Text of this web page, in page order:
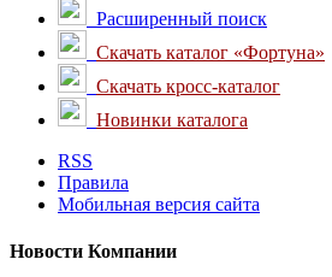
Расширенный поиск
Скачать каталог «Фортуна»
Скачать кросс-каталог
Новинки каталога
RSS
Правила
Мобильная версия сайта
Новости Компании